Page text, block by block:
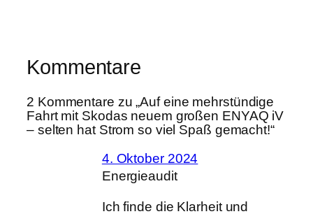
Kommentare
2 Kommentare zu „Auf eine mehrstündige
Fahrt mit Skodas neuem großen ENYAQ iV
– selten hat Strom so viel Spaß gemacht!“
4. Oktober 2024
Energieaudit
Ich finde die Klarheit und